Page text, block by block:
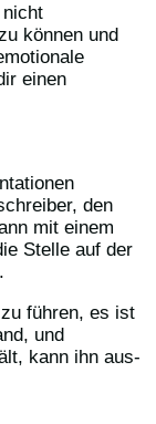
können und
einen
den
mit einem
Stelle auf der
führen, es ist
und
kann ihn aus-